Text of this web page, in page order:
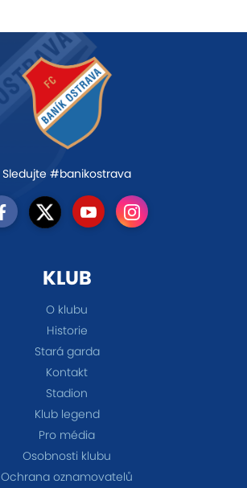
Sledujte #banikostrava
KLUB
O klubu
Historie
Stará garda
Kontakt
Stadion
Klub legend
Pro média
Osobnosti klubu
Ochrana oznamovatelů